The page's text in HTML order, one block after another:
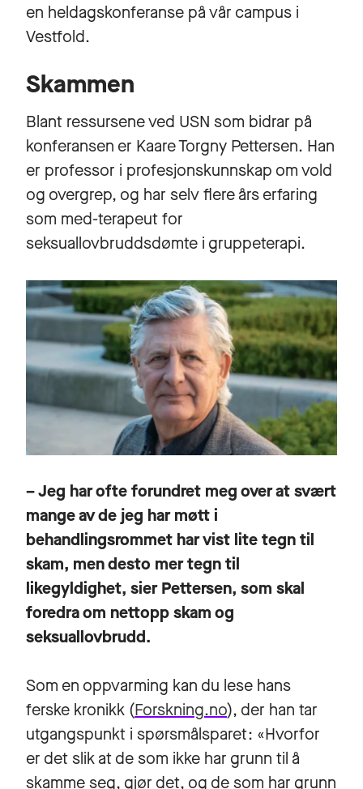
en heldagskonferanse på vår campus i
Vestfold.
Skammen
Blant ressursene ved USN som bidrar på
konferansen er Kaare Torgny Pettersen. Han
er professor i profesjonskunnskap om vold
og overgrep, og har selv flere års erfaring
som med-terapeut for
seksuallovbruddsdømte i gruppeterapi.
– Jeg har ofte forundret meg over at svært
mange av de jeg har møtt i
behandlingsrommet har vist lite tegn til
skam, men desto mer tegn til
likegyldighet, sier Pettersen, som skal
foredra om nettopp skam og
seksuallovbrudd.
Som en oppvarming kan du lese hans
ferske kronikk (Forskning.no), der han tar
utgangspunkt i spørsmålsparet: «Hvorfor
er det slik at de som ikke har grunn til å
skamme seg, gjør det, og de som har grunn